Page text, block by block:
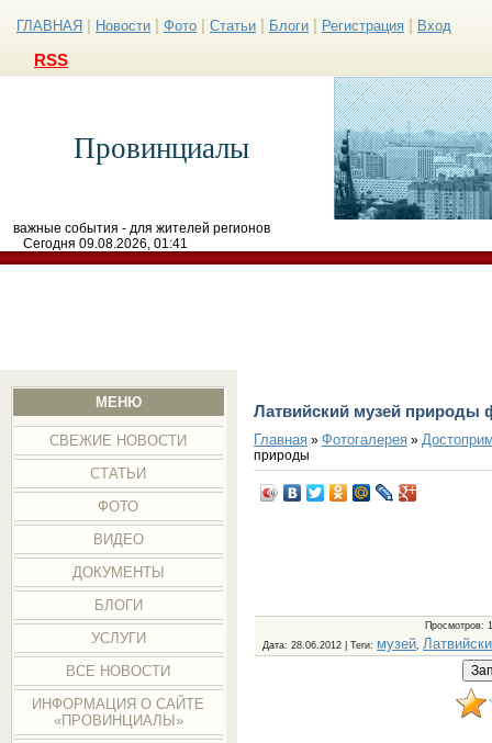
ГЛАВНАЯ Новости Фото Статьи Блоги Регистрация Вход
RSS
Провинциалы
важные события - для жителей регионов
Сегодня 09.08.2026, 01:41
МЕНЮ
СВЕЖИЕ НОВОСТИ
СТАТЬИ
ФОТО
ВИДЕО
ДОКУМЕНТЫ
БЛОГИ
УСЛУГИ
ВСЕ НОВОСТИ
ИНФОРМАЦИЯ О САЙТЕ
«ПРОВИНЦИАЛЫ»
Латвийский музей природы
Главная» Фотогалерея»
природы
Просмотров:
Дата: 28.06.2012 |Теги: музей